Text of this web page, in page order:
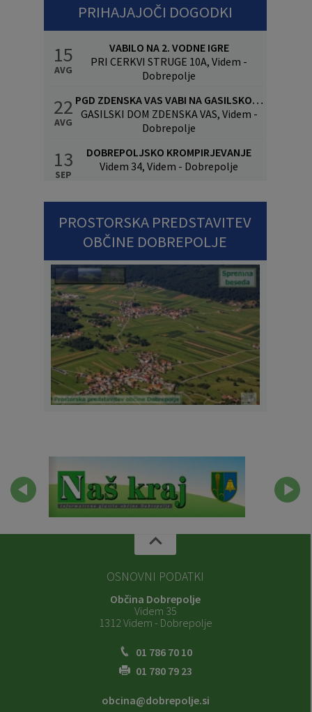
PRIHAJAJOČI DOGODKI
15
AVG
VABILO NA 2. VODNE IGRE
PRI CERKVI STRUGE 10A, Videm -
Dobrepolje
22
AVG
PGD ZDENSKA VAS VABI NA GASILSKO VESELICO S SKUPINO CALYPSO
GASILSKI DOM ZDENSKA VAS, Videm -
Dobrepolje
13
SEP
DOBREPOLJSKO KROMPIRJEVANJE
Videm 34, Videm - Dobrepolje
PROSTORSKA PREDSTAVITEV
OBČINE DOBREPOLJE
OSNOVNI PODATKI
Občina Dobrepolje
Videm 35
1312 Videm - Dobrepolje
01 786 70 10
01 780 79 23
obcina@dobrepolje.si